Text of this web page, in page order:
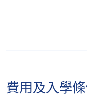
12)
Jurisprudence
費用及入學